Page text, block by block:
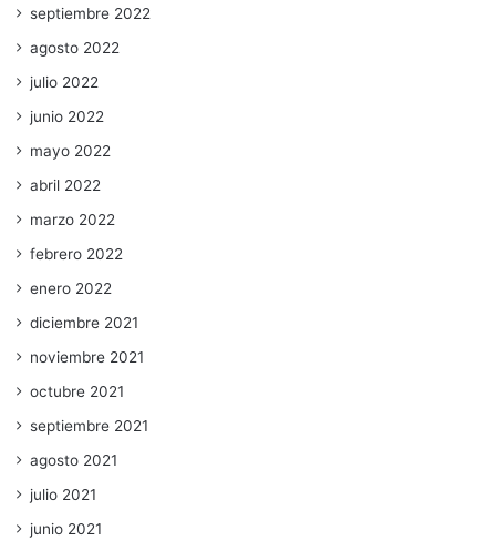
septiembre 2022
agosto 2022
julio 2022
junio 2022
mayo 2022
abril 2022
marzo 2022
febrero 2022
enero 2022
diciembre 2021
noviembre 2021
octubre 2021
septiembre 2021
agosto 2021
julio 2021
junio 2021